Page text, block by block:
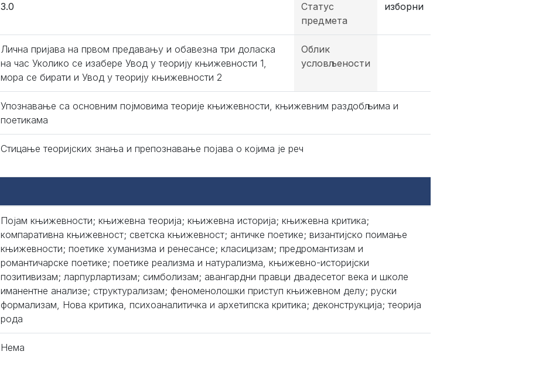
3.0
Статус
предмета
изборни
Лична пријава на првом предавању и обавезна три доласка
на час Уколико се изабере Увод у теорију књижевности 1,
мора се бирати и Увод у теорију књижевности 2
Облик
условљености
Упознавање са основним појмовима теорије књижевности, књижевним раздобљима и
поетикама
Стицање теоријских знања и препознавање појава о којима је реч
Појам књижевности; књижевна теорија; књижевна историја; књижевна критика;
компаративна књижевност; светска књижевност; античке поетике; византијско поимање
књижевности; поетике хуманизма и ренесансе; класицизам; предромантизам и
романтичарске поетике; поетике реализма и натурализма, књижевно-историјски
позитивизам; ларпурлартизам; симболизам; авангардни правци двадесетог века и школе
иманентне анализе; структурализам; феноменолошки приступ књижевном делу; руски
формализам, Нова критика, психоaналитичка и архетипска критика; деконструкција; теорија
рода
Нема